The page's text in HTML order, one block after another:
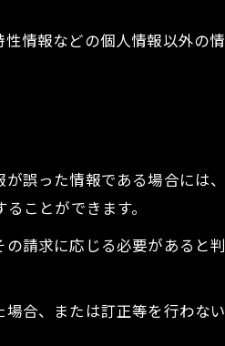
情報などの個人情報以外の
誤った情報である場合に
ことができます。
請求に応じる必要がある
合、または訂正等を行わな